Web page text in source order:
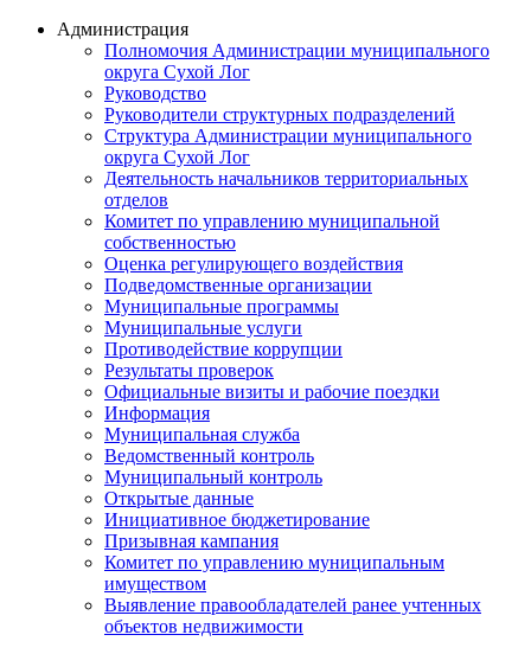
Администрация
Полномочия Администрации муниципального
округа Сухой Лог
Руководство
Руководители структурных подразделений
Структура Администрации муниципального
округа Сухой Лог
Деятельность начальников территориальных
отделов
Комитет по управлению муниципальной
собственностью
Оценка регулирующего воздействия
Подведомственные организации
Муниципальные программы
Муниципальные услуги
Противодействие коррупции
Результаты проверок
Официальные визиты и рабочие поездки
Информация
Муниципальная служба
Ведомственный контроль
Муниципальный контроль
Открытые данные
Инициативное бюджетирование
Призывная кампания
Комитет по управлению муниципальным
имуществом
Выявление правообладателей ранее учтенных
объектов недвижимости